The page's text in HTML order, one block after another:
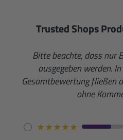
Trusted Shops
Bitte beachte, dass nur
ausgegeben werden.
Gesamtbewertung fließen
ohne
★★★★★